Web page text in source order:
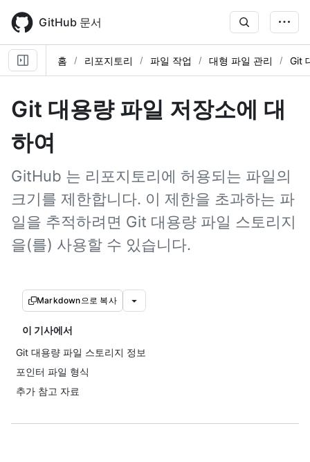
main
content
GitHub 문서
홈 리포지토리 파일 작업 대형 파일 관리 Git
Git 대용량 파일 저장소에 대
하여
GitHub 는 리포지토리에 허용되는 파일의
크기를 제한합니다. 이 제한을 초과하는 파
일을 추적하려면 Git 대용량 파일 스토리지
을(를) 사용할 수 있습니다.
Markdown으로 복사
이 기사에서
Git 대용량 파일 스토리지 정보
포인터 파일 형식
추가 참고 자료